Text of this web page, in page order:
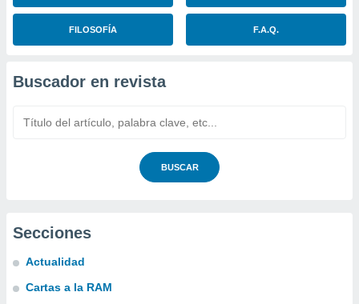
FILOSOFÍA F.A.Q.
Buscador en revista
BUSCAR
Secciones
Actualidad
Cartas a la RAM